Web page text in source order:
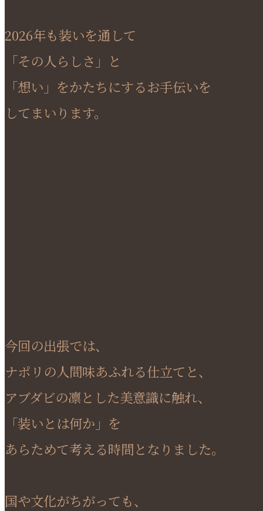
2026年も装いを通して
「その人らしさ」と
「想い」をかたちにするお手伝いを
してまいります。
今回の出張では、
ナポリの人間味あふれる仕立てと、
アブダビの凛とした美意識に触れ、
「装いとは何か」を
あらためて考える時間となりました。
国や文化がちがっても、